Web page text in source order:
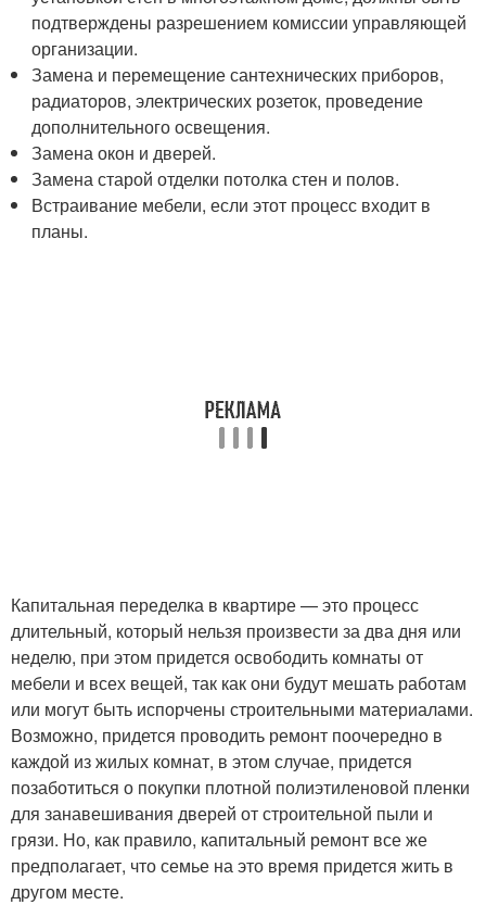
подтверждены разрешением комиссии управляющей
организации.
Замена и перемещение сантехнических приборов,
радиаторов, электрических розеток, проведение
дополнительного освещения.
Замена окон и дверей.
Замена старой отделки потолка стен и полов.
Встраивание мебели, если этот процесс входит в
планы.
Капитальная переделка в квартире — это процесс
длительный, который нельзя произвести за два дня или
неделю, при этом придется освободить комнаты от
мебели и всех вещей, так как они будут мешать работам
или могут быть испорчены строительными материалами.
Возможно, придется проводить ремонт поочередно в
каждой из жилых комнат, в этом случае, придется
позаботиться о покупки плотной полиэтиленовой пленки
для занавешивания дверей от строительной пыли и
грязи. Но, как правило, капитальный ремонт все же
предполагает, что семье на это время придется жить в
другом месте.